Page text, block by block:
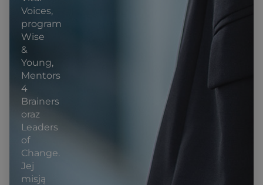
Voices,
program
Wise
&
Young,
Mentors
4
Brainers
oraz
Leaders
of
Change.
Jej
misją